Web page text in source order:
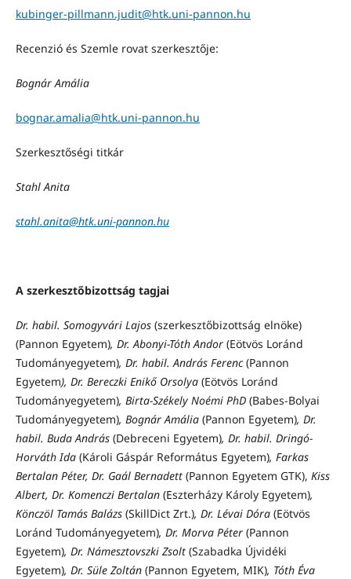
kubinger-pillmann.judit@htk.uni-pannon.hu
Recenzió és Szemle rovat szerkesztője:
Bognár Amália
bognar.amalia@htk.uni-pannon.hu
Szerkesztőségi titkár
Stahl Anita
stahl.anita@htk.uni-pannon.hu
A szerkesztőbizottság tagjai
Dr. habil. Somogyvári Lajos (szerkesztőbizottság elnöke)
(Pannon Egyetem), Dr. Abonyi-Tóth Andor (Eötvös Loránd
Tudományegyetem), Dr. habil. András Ferenc(Pannon
Egyetem), Dr. Bereczki Enikő Orsolya (Eötvös Loránd
Tudományegyetem), Birta-Székely Noémi PhD (Babes-Bolyai
Tudományegyetem), Bognár Amália (Pannon Egyetem), Dr.
habil. Buda András (Debreceni Egyetem), Dr. habil. Dringó-
Horváth Ida (Károli Gáspár Református Egyetem), Farkas
Bertalan Péter, Dr. Gaál Bernadett(Pannon Egyetem GTK), Kiss
Albert, Dr. Komenczi Bertalan (Eszterházy Károly Egyetem),
Könczöl Tamás Balázs (SkillDict Zrt.), Dr. Lévai Dóra (Eötvös
Loránd Tudományegyetem), Dr. Morva Péter (Pannon
Egyetem), Dr. Námesztovszki Zsolt(Szabadka Újvidéki
Egyetem), Dr. Süle Zoltán (Pannon Egyetem, MIK), Tóth Éva